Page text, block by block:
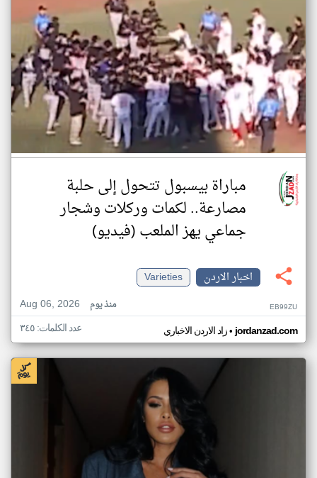
مباراة بيسبول تتحول إلى حلبة
مصارعة.. لكمات وركلات وشجار
جماعي يهز الملعب (فيديو)
اخبار الاردن
Varieties
Aug 06, 2026
منذ يوم EB99ZU
زاد الاردن الاخباري•jordanzad.com عدد الكلمات: ٣٤٥